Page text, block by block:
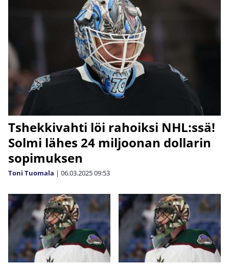
Tshekkivahti löi rahoiksi NHL:ssä!
Solmi lähes 24 miljoonan dollarin
sopimuksen
Toni Tuomala | 06.03.202509:53